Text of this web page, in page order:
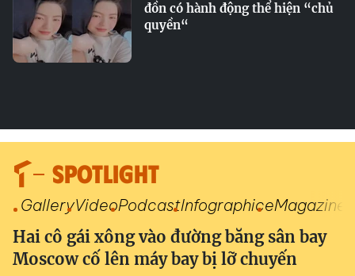
đồn có hành động thể hiện “chủ
quyền“
SPOTLIGHT
GalleryVideoPodcastInfographiceMagazine
Hai cô gái xông vào đường băng sân bay
Moscow cố lên máy bay bị lỡ chuyến